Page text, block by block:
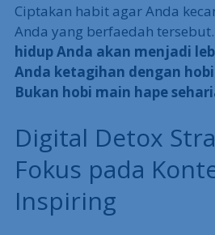
Ciptakan habit agar Anda
Anda yang berfaedah tersebut.
hidup Anda akan menjadi
Anda ketagihan dengan
Bukan hobi main hape
Digital Detox
Fokus pada
Inspiring